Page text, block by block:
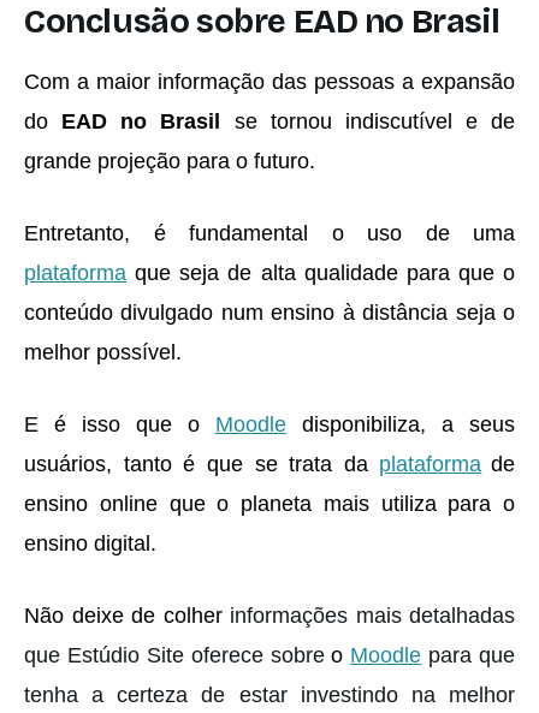
Conclusão sobre EAD no Brasil
Com a maior informação das pessoas a expansão
do EAD no Brasil
se tornou indiscutível e de
grande projeção para o futuro.
Entretanto, é fundamental o uso de uma
plataforma que seja de alta qualidade para que o
conteúdo divulgado num ensino à distância seja o
melhor possível.
E é isso que o Moodle disponibiliza, a seus
usuários, tanto é que se trata da plataforma de
ensino online que o planeta mais utiliza para o
ensino digital.
Não deixe de colherinformações mais detalhadas
que Estúdio Site oferece sobreo Moodle para que
tenha a certeza de estar investindo na melhor